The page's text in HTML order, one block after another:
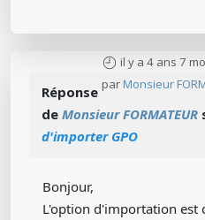
il y a 4 ans 7
par Monsieur
Réponse
de Monsieur FORMATEUR
d'importer GPO
Bonjour,
L'option d'importation est